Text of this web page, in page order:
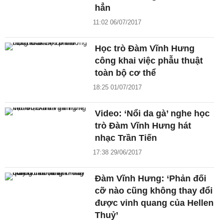
hẳn
11:02 06/07/2017
Học trò Đàm Vĩnh Hưng
công khai việc phẫu thuật
toàn bộ cơ thể
18:25 01/07/2017
Video: ‘Nổi da gà’ nghe học
trò Đàm Vĩnh Hưng hát
nhạc Trần Tiến
17:38 29/06/2017
Đàm Vĩnh Hưng: ‘Phản đối
cỡ nào cũng không thay đổi
được vinh quang của Hellen
Thuỷ’